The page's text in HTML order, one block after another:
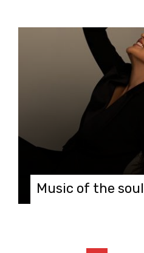
Music of the soul